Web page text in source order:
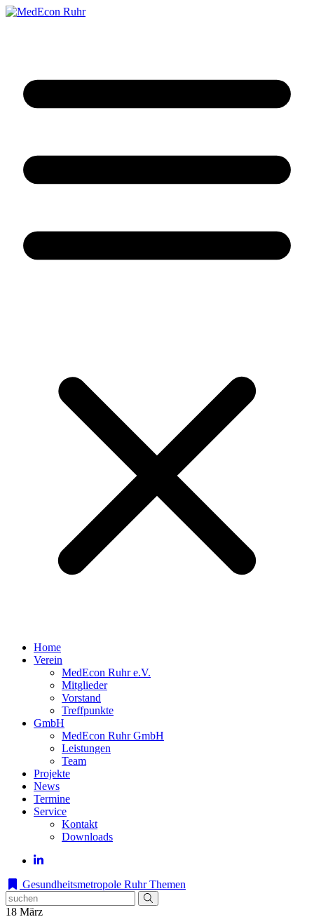
Home
Verein
MedEcon Ruhr e.V.
Mitglieder
Vorstand
Treffpunkte
GmbH
MedEcon Ruhr GmbH
Leistungen
Team
Projekte
News
Termine
Service
Kontakt
Downloads
Gesundheitsmetropole Ruhr Themen
18 März